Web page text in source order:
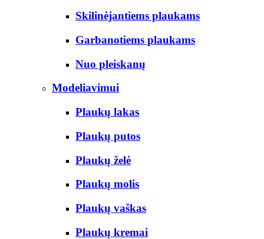
Skilinėjantiems plaukams
Garbanotiems plaukams
Nuo pleiskanų
Modeliavimui
Plaukų lakas
Plaukų putos
Plaukų želė
Plaukų molis
Plaukų vaškas
Plaukų kremai